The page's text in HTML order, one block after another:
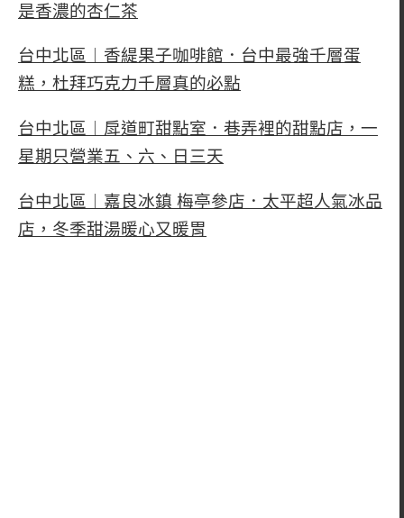
是香濃的杏仁茶
台中北區︱香緹果子咖啡館．台中最強千層蛋
糕，杜拜巧克力千層真的必點
台中北區︱戽道町甜點室．巷弄裡的甜點店，一
星期只營業五、六、日三天
台中北區︱嘉良冰鎮 梅亭參店．太平超人氣冰品
店，冬季甜湯暖心又暖胃